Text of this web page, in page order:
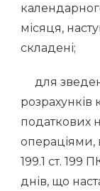
місяця,
складені;
для
податкових
операціями,
199.1 ст. 199
днів, що